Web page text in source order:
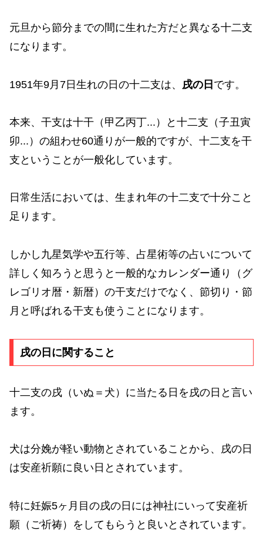
元旦から節分までの間に生れた方だと異なる十二支
になります。
1951年9月7日生れの日の十二支は、 戌の日 です。
本来、干支は十干（甲乙丙丁...）と十二支（子丑寅
卯...）の組わせ60通りが一般的ですが、十二支を干
支ということが一般化しています。
日常生活においては、生まれ年の十二支で十分こと
足ります。
しかし九星気学や五行等、占星術等の占いについて
詳しく知ろうと思うと一般的なカレンダー通り（グ
レゴリオ暦・新暦）の干支だけでなく、節切り・節
月と呼ばれる干支も使うことになります。
戌の日に関すること
十二支の戌（いぬ＝犬）に当たる日を戌の日と言い
ます。
犬は分娩が軽い動物とされていることから、戌の日
は安産祈願に良い日とされています。
特に妊娠5ヶ月目の戌の日には神社にいって安産祈
願（ご祈祷）をしてもらうと良いとされています。